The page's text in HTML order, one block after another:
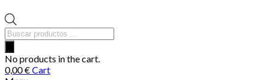
Búsqueda
de
productos
No products in the cart.
0,00€Cart